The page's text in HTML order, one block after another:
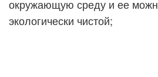
окружающую среду и ее
экологически чистой;